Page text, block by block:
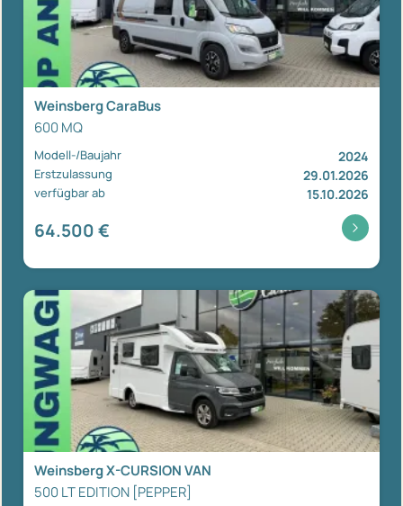
Weinsberg CaraBus
600 MQ
Modell-/Baujahr 2024
Erstzulassung 29.01.2026
verfügbar ab 15.10.2026
64.500 €
Weinsberg X-CURSION VAN
500 LT EDITION [PEPPER]